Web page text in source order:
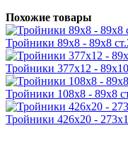
Похожие товары
Тройники 89х8 - 89х8
Тройники 377х12 -
Тройники 108х8 - 89х8
Тройники 426х20 -